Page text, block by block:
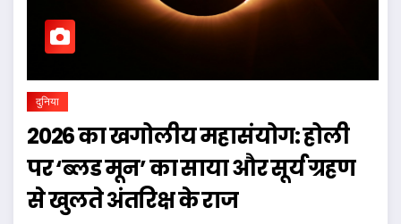
दुनिया
2026 का खगोलीय महासंयोग: होली
पर ‘ब्लड मून’ का साया और सूर्य ग्रहण
से खुलते अंतरिक्ष के राज